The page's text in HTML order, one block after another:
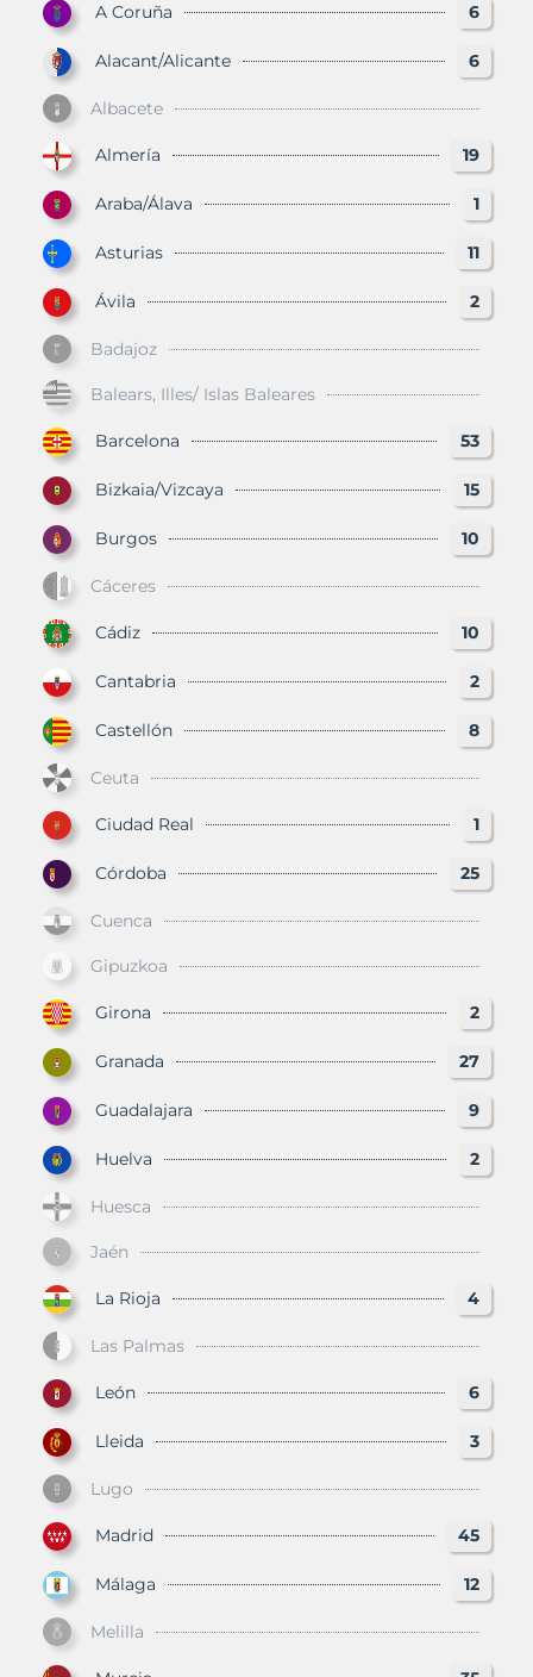
A Coruña 6
Alacant/Alicante 6
Albacete
Almería 19
Araba/Álava 1
Asturias 11
Ávila 2
Badajoz
Balears, Illes/ Islas Baleares
Barcelona 53
Bizkaia/Vizcaya 15
Burgos 10
Cáceres
Cádiz 10
Cantabria 2
Castellón 8
Ceuta
Ciudad Real 1
Córdoba 25
Cuenca
Gipuzkoa
Girona 2
Granada 27
Guadalajara 9
Huelva 2
Huesca
Jaén
La Rioja 4
Las Palmas
León 6
Lleida 3
Lugo
Madrid 45
Málaga 12
Melilla